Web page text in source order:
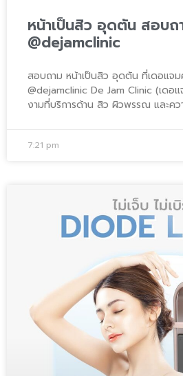
หน้าเป็นสิว อุดตัน สอบถ
@dejamclinic
สอบถาม หน้าเป็นสิว อุดตัน ที่เดอแจ
@dejamclinic De Jam Clinic (เดอ
งามที่บริการด้าน สิว ผิวพรรณ และค
7:21 pm